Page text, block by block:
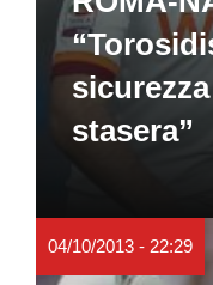
stasera”
04/10/2013 - 22:29